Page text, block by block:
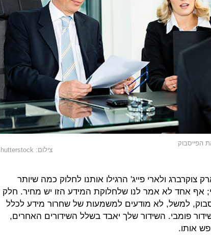
הפייסבוק
צילום: shutterstock
ולארי פייג' הרגילו אותנו לחלוק כמה שיותר
אף אחד לא אמר לנו שלחלוקת המידע הזו יש מחיר. חלק
למשל, לא מודעים למשמעות של שחרור מידע לכלל
פומבי. השידור שלך יאבד בשלל השידורים האחרים,
אותו.